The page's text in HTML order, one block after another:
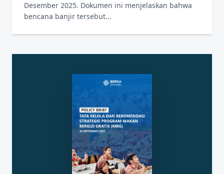
Desember 2025. Dokumen ini menjelaskan bahwa
bencana banjir tersebut...